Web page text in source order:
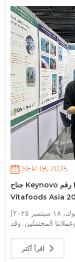
لتحقيق الكفاءة
الموقع للحصول على
خبرائنا الفنيين
لعروض المنتجات الحية مناقشة خطط المشتريات لعام 2026 مع تسعير
للاتحاد الأوروبي
وفعّالة من حيث
حارة، شركة آنهوي
الحيوية المحدودة
SEP 18, 2025
جناح Keynovo رقم M38 يجذب شركاء عالميين في معرض
Vitafoods Asia
[بانكوك، ١٨ سبتمبر ٢٠٢٥] - يواصل فريقنا الدولي في معرض فيتافودز
وعملائنا المحتملين. وقد
(BITEC)، منصةً ممتازةً لعرض مستخلصاتنا النباتية الفاخرة وحلولنا من
المنتج: قمنا بإظهار
اقرأ أكثر